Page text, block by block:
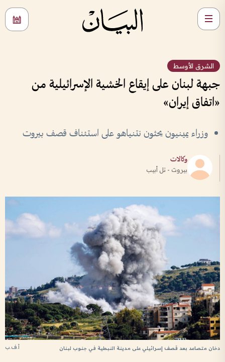
الشرق الأوسط
جبهة لبنان على إيقاع الخشية الإسرائيلية من
«اتفاق إيران»
وزراء يمينيون يحثون نتنياهو على استئناف قصف بيروت
وكالات
بيروت - تل أبيب
أ.ف.ب دخان متصاعد بعد قصف إسرائيلي على مدينة النبطية في جنوب لبنان